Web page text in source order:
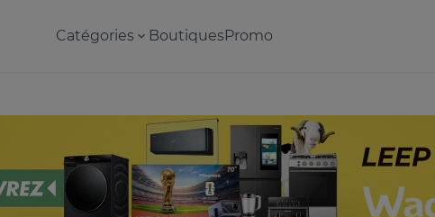
Catégories BoutiquesPromo